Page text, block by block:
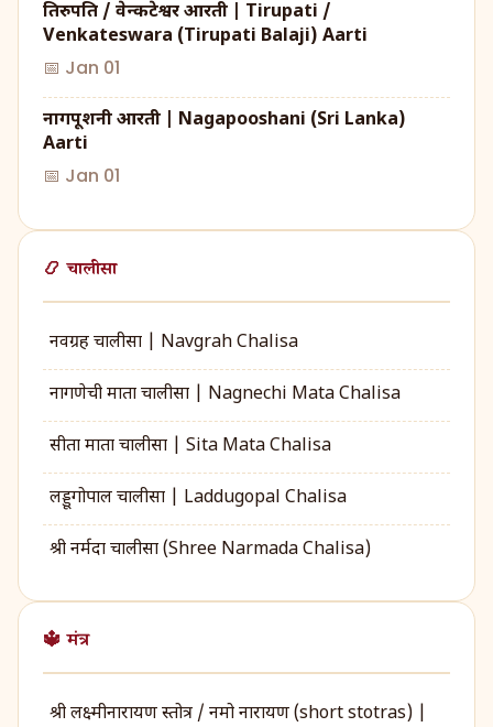
तिरुपति / वेन्कटेश्वर आरती | Tirupati /
Venkateswara (Tirupati Balaji) Aarti
📅 Jan 01
नागपूशनी आरती | Nagapooshani (Sri Lanka)
Aarti
📅 Jan 01
📿 चालीसा
नवग्रह चालीसा | Navgrah Chalisa
नागणेची माता चालीसा | Nagnechi Mata Chalisa
सीता माता चालीसा | Sita Mata Chalisa
लड्डूगोपाल चालीसा | Laddugopal Chalisa
श्री नर्मदा चालीसा (Shree Narmada Chalisa)
🔱 मंत्र
श्री लक्ष्मीनारायण स्तोत्र / नमो नारायण (short stotras) |